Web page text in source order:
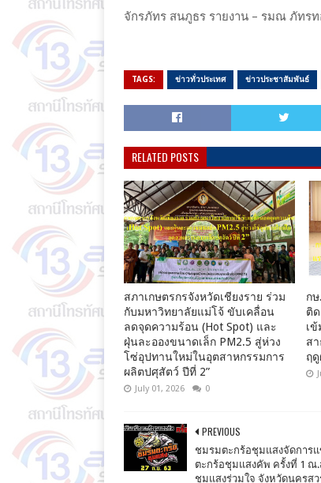
จักรภัทร สนภูธร รายงาน – รมณ ภัทร
TAGS: ข่าวทั่วประเทศ ข่าวประชาสัมพันธ์
RELATED POSTS
สภาเกษตรกรจังหวัดเชียงราย ร่วม
กับมหาวิทยาลัยแม่โจ้ ขับเคลื่อน
ลดจุดความร้อน (Hot Spot) และ
ฝุ่นละอองขนาดเล็ก PM2.5 สู่ห่วง
โซ่อุปทานใหม่ในอุตสาหกรรมการ
ผลิตปศุสัตว์ ปีที่ 2”
July 01, 2026 0
ก
ติ
เ
ส
ฤ
PREVIOUS
ชมรมตะกร้อชุมแสงจัดการ
ตะกร้อชุมแสงคัพ ครั้งที่ 1 ณ
ชุมแสงร่วมใจ จังหวัดนครสว